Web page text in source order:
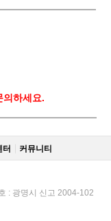
의하세요.
터 커뮤니티
: 광명시 신고 2004-102